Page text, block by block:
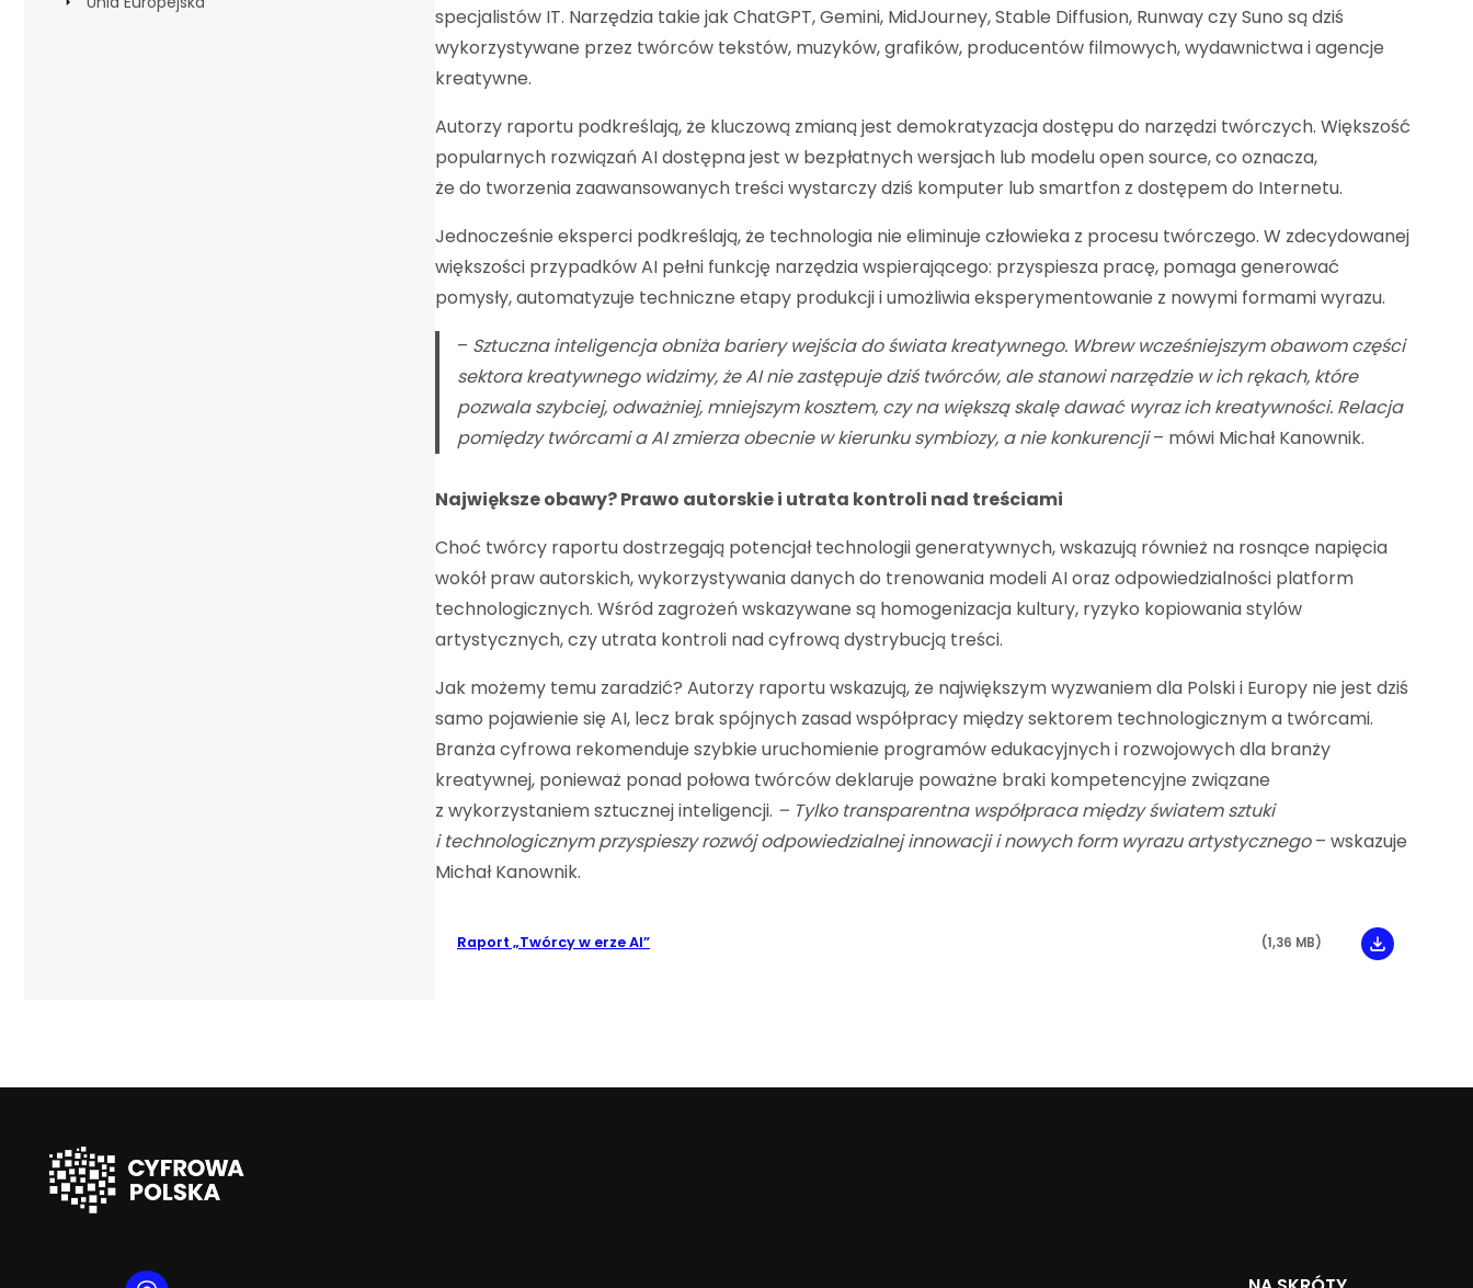
specjalistów IT. Narzędzia takie jak ChatGPT, Gemini, MidJourney, Stable Diffusion, Runway czy Suno są dziś
wykorzystywane przez twórców tekstów, muzyków, grafików, producentów filmowych, wydawnictwa i agencje
kreatywne.
Autorzy raportu podkreślają, że kluczową zmianą jest demokratyzacja dostępu do narzędzi twórczych. Większość
popularnych rozwiązań AI dostępna jest w bezpłatnych wersjach lub modelu open source, co oznacza,
że do tworzenia zaawansowanych treści wystarczy dziś komputer lub smartfon z dostępem do Internetu.
Jednocześnie eksperci podkreślają, że technologia nie eliminuje człowieka z procesu twórczego. W zdecydowanej
większości przypadków AI pełni funkcję narzędzia wspierającego: przyspiesza pracę, pomaga generować
pomysły, automatyzuje techniczne etapy produkcji i umożliwia eksperymentowanie z nowymi formami wyrazu.
– Sztuczna inteligencja obniża bariery wejścia do świata kreatywnego. Wbrew wcześniejszym obawom części
sektora kreatywnego widzimy, że AI nie zastępuje dziś twórców, ale stanowi narzędzie w ich rękach, które
pozwala szybciej, odważniej, mniejszym kosztem, czy na większą skalę dawać wyraz ich kreatywności. Relacja
pomiędzy twórcami a AI zmierza obecnie w kierunku symbiozy, a nie konkurencji– mówi Michał Kanownik.
Największe obawy? Prawo autorskie i utrata kontroli nad treściami
Choć twórcy raportu dostrzegają potencjał technologii generatywnych, wskazują również na rosnące napięcia
wokół praw autorskich, wykorzystywania danych do trenowania modeli AI oraz odpowiedzialności platform
technologicznych. Wśród zagrożeń wskazywane są homogenizacja kultury, ryzyko kopiowania stylów
artystycznych, czy utrata kontroli nad cyfrową dystrybucją treści.
Jak możemy temu zaradzić? Autorzy raportu wskazują, że największym wyzwaniem dla Polski i Europy nie jest dziś
samo pojawienie się AI, lecz brak spójnych zasad współpracy między sektorem technologicznym a twórcami.
Branża cyfrowa rekomenduje szybkie uruchomienie programów edukacyjnych i rozwojowych dla branży
kreatywnej, ponieważ ponad połowa twórców deklaruje poważne braki kompetencyjne związane
z wykorzystaniem sztucznej inteligencji. – Tylko transparentna współpraca między światem sztuki
i technologicznym przyspieszy rozwój odpowiedzialnej innowacjii nowych form wyrazu artystycznego– wskazuje
Michał Kanownik.
Raport „Twórcy w erze AI” (1,36 MB)